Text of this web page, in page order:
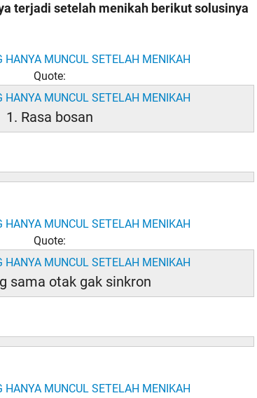
terjadi setelah menikah berikut solusinya
Quote:
1. Rasa bosan
Quote:
sama otak gak sinkron